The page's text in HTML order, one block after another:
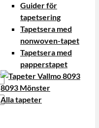
Guider för
tapetsering
Tapetsera med
nonwoven-tapet
Tapetsera med
papperstapet
Alla tapeter